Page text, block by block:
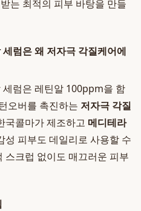
는 최적의 피부 바탕을 만들
럼은 왜 저자극 각질케어에
럼은 레틴알 100ppm을 함
오버를 촉진하는 저자극 각질
국콜마가 제조하고 메디테라
성 피부도 데일리로 사용할 수
스크럽 없이도 매끄러운 피부